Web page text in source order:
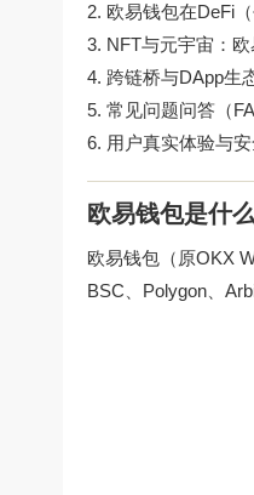
欧易钱包在DeFi
NFT与元宇宙：
跨链桥与DApp生
常见问题问答（
用户真实体验与
欧易钱包是什
欧易钱包（原OKX
BSC、Polygon、